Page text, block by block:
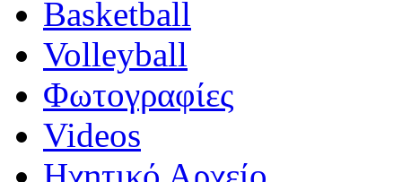
Basketball
Volleyball
Φωτογραφίες
Videos